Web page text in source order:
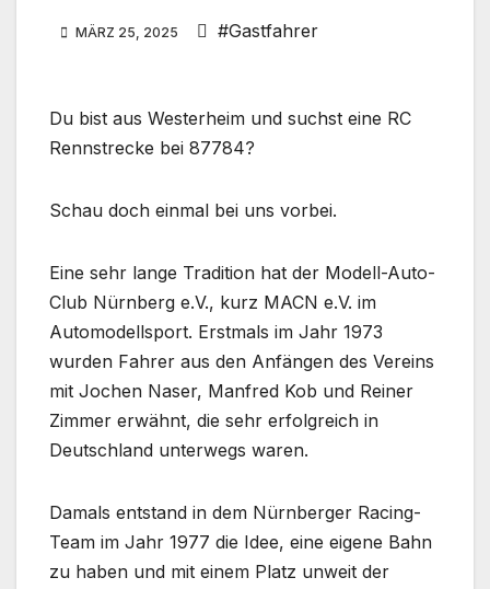
MÄRZ 25, 2025 #Gastfahrer
Du bist aus Westerheim und suchst eine RC
Rennstrecke bei 87784?
Schau doch einmal bei uns vorbei.
Eine sehr lange Tradition hat der Modell-Auto-
Club Nürnberg e.V., kurz MACN e.V. im
Automodellsport. Erstmals im Jahr 1973
wurden Fahrer aus den Anfängen des Vereins
mit Jochen Naser, Manfred Kob und Reiner
Zimmer erwähnt, die sehr erfolgreich in
Deutschland unterwegs waren.
Damals entstand in dem Nürnberger Racing-
Team im Jahr 1977 die Idee, eine eigene Bahn
zu haben und mit einem Platz unweit der